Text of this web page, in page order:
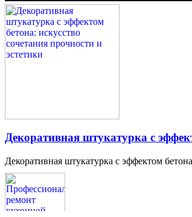
Декоративная штукатурка с
Декоративная штукатурка с эффектом